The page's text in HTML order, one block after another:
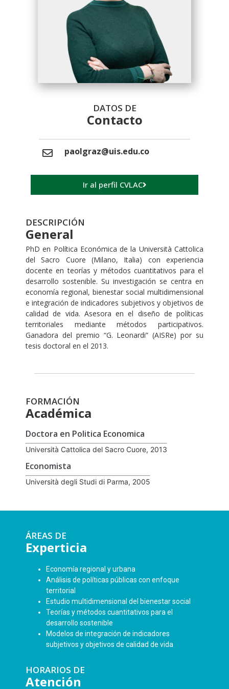
DATOS DE
Contacto
paolgraz@uis.edu.co
Ir al perfil CVLAC
DESCRIPCIÓN
General
PhD en Política Económica de la Università Cattolica
del Sacro Cuore (Milano, Italia) con experiencia
docente en teorías y métodos cuantitativos para el
desarrollo sostenible. Su investigación se centra en
economía regional, bienestar social multidimensional
e integración de indicadores subjetivos y objetivos de
calidad de vida. Asesora en el diseño de políticas
territoriales mediante métodos participativos.
Ganadora del premio “G. Leonardi” (AISRe) por su
tesis doctoral en el 2013.
FORMACIÓN
Académica
Doctora en Politica Economica
Università Cattolica del Sacro Cuore, 2013
Economista
Università degli Studi di Parma, 2005
ÁREAS DE
Experticia
Economía regional y urbana
Análisis de políticas públicas con enfoque
territorial
Estudio multidimensional del bienestar social
Teorías y métodos cuantitativos para el
desarrollo sostenible
Modelos de integración de indicadores
subjetivos y objetivos de calidad de vida
HORARIOS DE
Atención